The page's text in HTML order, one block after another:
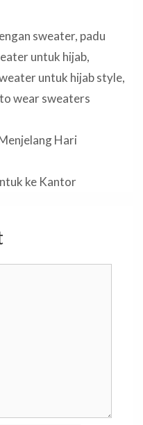
sweater, padu
untuk hijab,
untuk hijab style,
wear sweaters
Hari
ke Kantor